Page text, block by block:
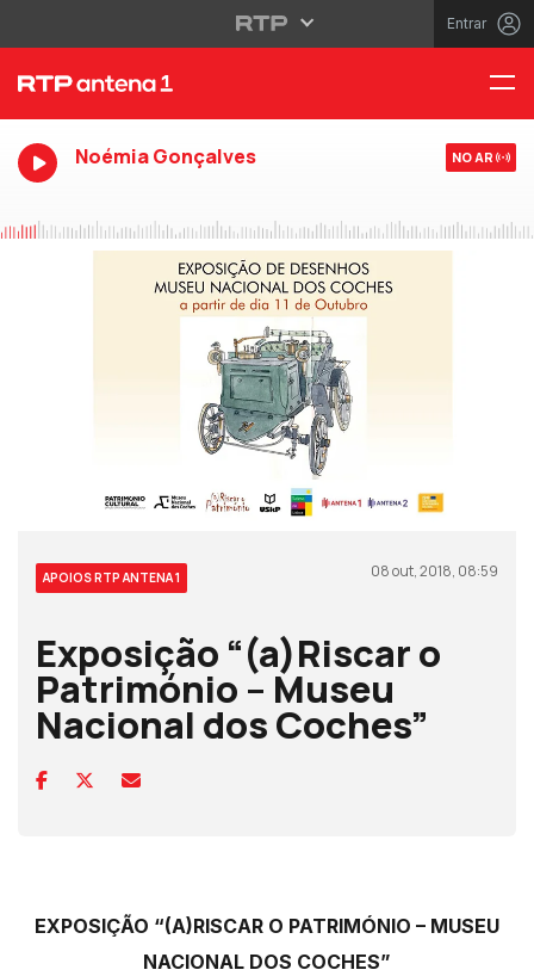
Entrar
Noémia Gonçalves NO AR
APOIOS RTP ANTENA 1 08 out, 2018, 08:59
Exposição “(a)Riscar o
Património – Museu
Nacional dos Coches”
EXPOSIÇÃO “(A)RISCAR O PATRIMÓNIO – MUSEU
NACIONAL DOS COCHES”